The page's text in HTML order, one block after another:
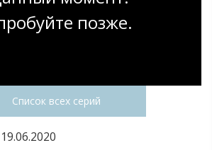
позже.
Список всех серий
19.06.2020